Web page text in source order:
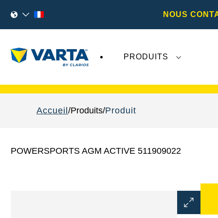
NOUS
PRODUITS
Accueil Produits Produit
POWERSPORTS AGM ACTIVE 511909022
Ouvrir
la